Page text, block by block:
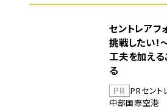
セントレアフ
挑戦したい！
工夫を加える
る
PR PRセント
中部国際空港